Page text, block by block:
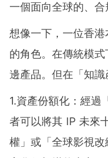
一個面向全球的、合
想像一下，一位香
的角色。在傳統模
邊產品。但在「知識
1.資產份額化：經過
者可以將其 IP 未來
權」或「全球影視